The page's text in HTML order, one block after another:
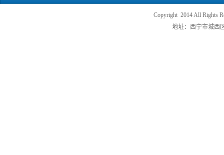
Copyright 2014 All Rights
地址：西宁市城西